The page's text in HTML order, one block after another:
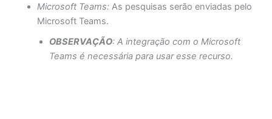
Microsoft Teams:As pesquisas serão enviadas pelo
Microsoft Teams.
OBSERVAÇÃO: A integração com o Microsoft
Teams é necessária para usar esse recurso.